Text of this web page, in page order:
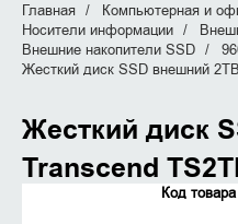
Главная
Компьютерная и
Носители информации
Внешние накопители SSD
Жесткий диск SSD внешний
Жесткий диск
Transcend
Код